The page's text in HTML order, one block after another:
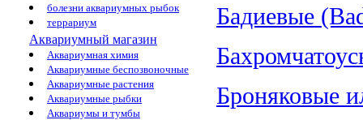
болезни аквариумных рыбок
террариум
Аквариумный магазин
Аквариумная химия
Аквариумные беспозвоночные
Аквариумные растения
Аквариумные рыбки
Аквариумы и тумбы
Бадиевые
Броняковые